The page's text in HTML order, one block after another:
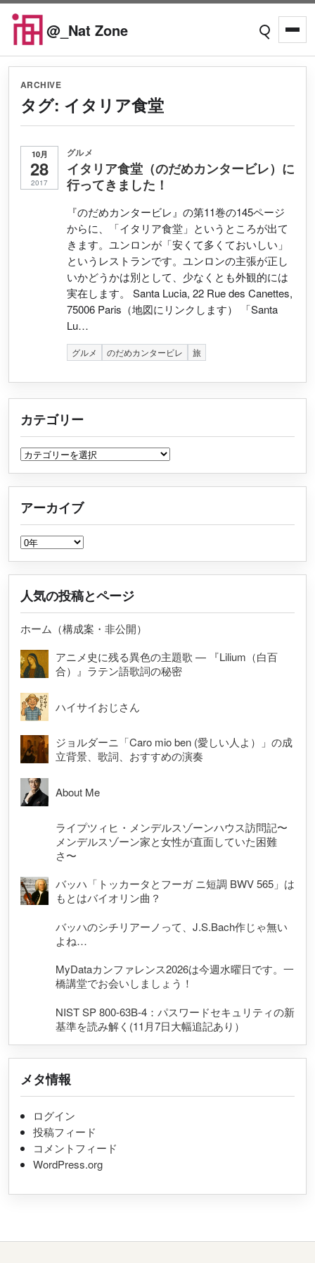
Skip to content
@_Nat Zone Open search
ARCHIVE
タグ: イタリア食堂
10月
28
2017
グルメ
イタリア食堂（のだめカンタービレ）に
行ってきました！
『のだめカンタービレ』の第11巻の145ページ
からに、「イタリア食堂」というところが出て
きます。ユンロンが「安くて多くておいしい」
というレストランです。ユンロンの主張が正し
いかどうかは別として、少なくとも外観的には
実在します。 Santa Lucia, 22 Rue des Canettes,
75006 Paris（地図にリンクします） 「Santa
Lu…
グルメ のだめカンタービレ 旅
カテゴリー
カテゴリー
アーカイブ
アーカイブ
人気の投稿とページ
ホーム（構成案・非公開）
アニメ史に残る異色の主題歌 — 『Lilium（白百
合）』ラテン語歌詞の秘密
ハイサイおじさん
ジョルダーニ「Caro mio ben (愛しい人よ）」の成
立背景、歌詞、おすすめの演奏
About Me
ライプツィヒ・メンデルスゾーンハウス訪問記〜
メンデルスゾーン家と女性が直面していた困難
さ〜
バッハ「トッカータとフーガ ニ短調 BWV 565」は
もとはバイオリン曲？
バッハのシチリアーノって、J.S.Bach作じゃ無い
よね…
MyDataカンファレンス2026は今週水曜日です。一
橋講堂でお会いしましょう！
NIST SP 800-63B-4：パスワードセキュリティの新
基準を読み解く(11月7日大幅追記あり）
メタ情報
ログイン
投稿フィード
コメントフィード
WordPress.org